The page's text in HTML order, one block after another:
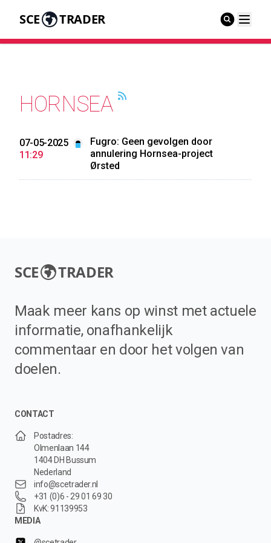
SCE TRADER
HORNSEA
07-05-2025
11:29
Fugro: Geen gevolgen door
annulering Hornsea-project
Ørsted
SCE TRADER
Maak meer kans op winst met actuele
informatie, onafhankelijk
commentaar en door het volgen van
doelen.
CONTACT
Postadres:
Olmenlaan 144
1404 DH Bussum
Nederland
info@scetrader.nl
+31 (0)6 - 29 01 69 30
KvK: 91139953
MEDIA